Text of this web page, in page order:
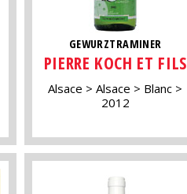
GEWURZTRAMINER
PIERRE KOCH ET FILS
Alsace Alsace
Blanc
2012